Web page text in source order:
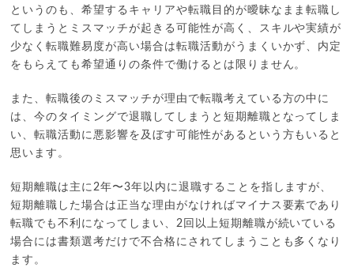
というのも、希望するキャリアや転職目的が曖昧なまま転職し
てしまうとミスマッチが起きる可能性が高く、スキルや実績が
少なく転職難易度が高い場合は転職活動がうまくいかず、内定
をもらえても希望通りの条件で働けるとは限りません。
また、転職後のミスマッチが理由で転職考えている方の中に
は、今のタイミングで退職してしまうと短期離職となってしま
い、転職活動に悪影響を及ぼす可能性があるという方もいると
思います。
短期離職は主に2年〜3年以内に退職することを指しますが、
短期離職した場合は正当な理由がなければマイナス要素であり
転職でも不利になってしまい、2回以上短期離職が続いている
場合には書類選考だけで不合格にされてしまうことも多くなり
ます。